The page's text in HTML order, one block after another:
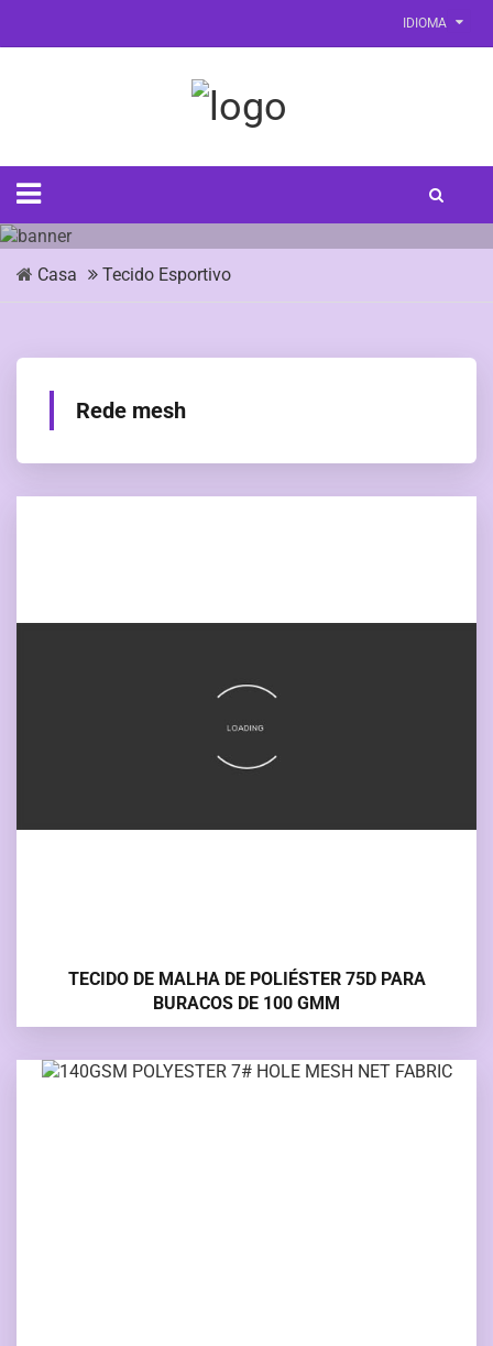
IDIOMA
Casa Tecido Esportivo
Rede mesh
TECIDO DE MALHA DE POLIÉSTER 75D PARA
BURACOS DE 100 GMM